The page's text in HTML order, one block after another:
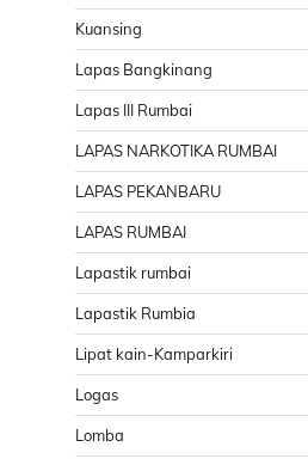
Kuansing
Lapas Bangkinang
Lapas III Rumbai
LAPAS NARKOTIKA RUMBAI
LAPAS PEKANBARU
LAPAS RUMBAI
Lapastik rumbai
Lapastik Rumbia
Lipat kain-Kamparkiri
Logas
Lomba